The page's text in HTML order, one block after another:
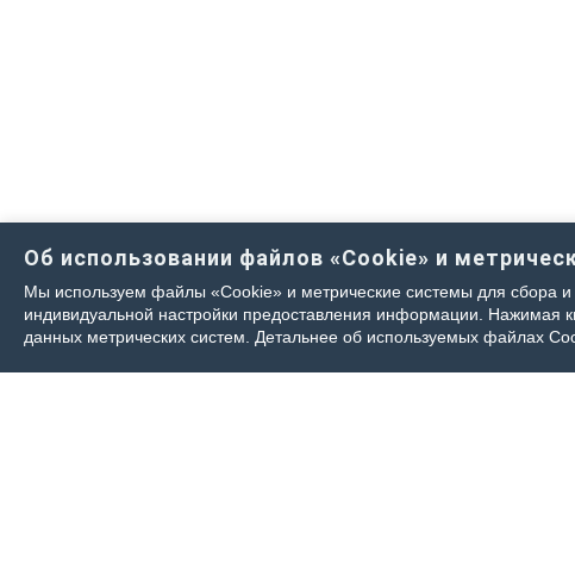
Об использовании файлов «Cookie» и
Мы используем файлы «Cookie» и метрические системы для сбора
индивидуальной настройки предоставления информации. Нажимая
данных метрических систем. Детальнее об используемых файлах